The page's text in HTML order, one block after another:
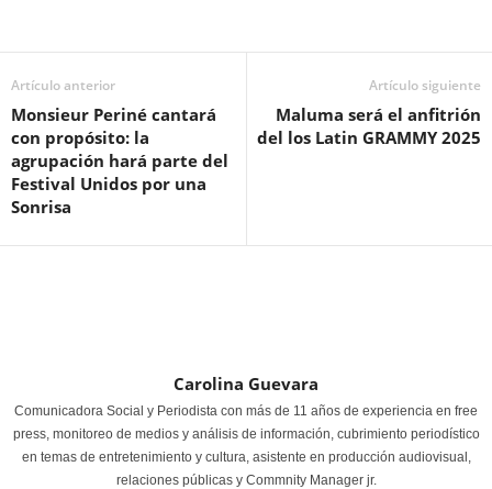
Artículo anterior
Monsieur Periné cantará
con propósito: la
agrupación hará parte del
Festival Unidos por una
Sonrisa
Artículo siguiente
Maluma será el anfitrión
del los Latin GRAMMY 2025
Carolina Guevara
Comunicadora Social y Periodista con más de 11 años de experiencia en free
press, monitoreo de medios y análisis de información, cubrimiento periodístico
en temas de entretenimiento y cultura, asistente en producción audiovisual,
relaciones públicas y Commnity Manager jr.